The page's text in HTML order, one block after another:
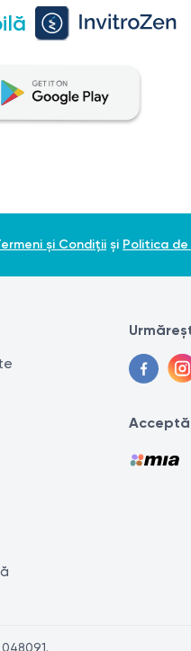
și Condiții și Politica